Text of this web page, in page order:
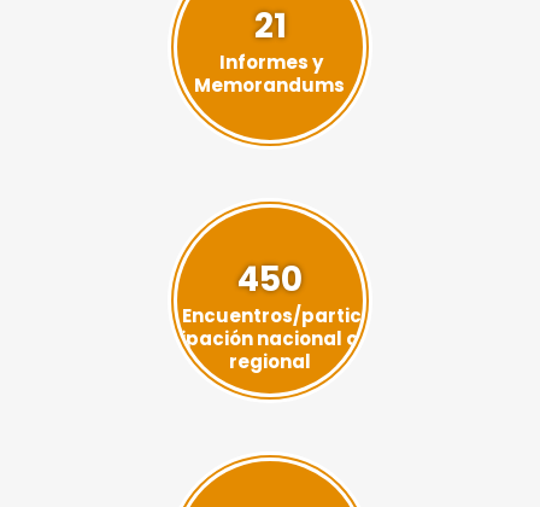
21
Informes y
Memorandums
450
Encuentros/partic
ipación nacional o
regional